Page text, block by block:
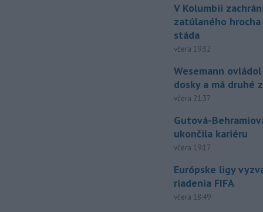
V Kolumbii
zatúlaného hrocha
stáda
včera 19:32
Wesemann
dosky a má druhé
včera 21:37
Gutová-
ukončila kariéru
včera 19:17
Európske ligy
riadenia FIFA
včera 18:49